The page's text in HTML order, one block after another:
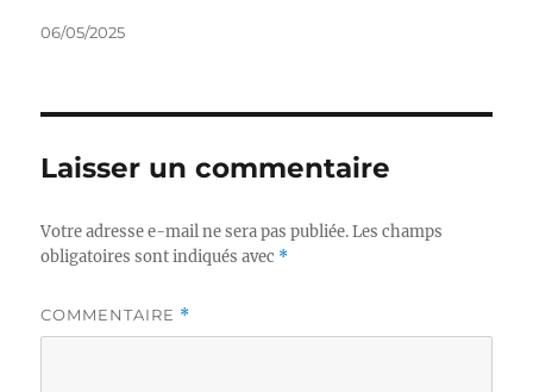
Publié
06/05/2025
Laisser un commentaire
Votre adresse e-mail ne sera pas publiée. Les champs
obligatoires sont indiqués avec *
COMMENTAIRE *